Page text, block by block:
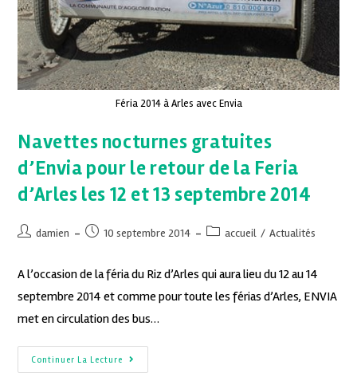
Féria 2014 à Arles avec Envia
Navettes nocturnes gratuites
d’Envia pour le retour de la Feria
d’Arles les 12 et 13 septembre 2014
damien 10 septembre 2014 accueil / Actualités
A l’occasion de la féria du Riz d’Arles qui aura lieu du 12 au 14
septembre 2014 et comme pour toute les férias d’Arles, ENVIA
met en circulation des bus…
Continuer La Lecture